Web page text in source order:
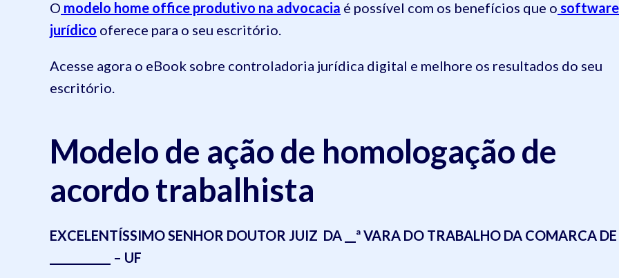
O modelo home office produtivo na advocacia é possível com os benefícios que o software
jurídico oferece para o seu escritório.
Acesse agora o eBook sobre controladoria jurídica digital e melhore os resultados do seu
escritório.
Modelo de ação de homologação de
acordo trabalhista
EXCELENTÍSSIMO SENHOR DOUTOR JUIZ DA __ª VARA DO TRABALHO DA COMARCA DE
___________ – UF